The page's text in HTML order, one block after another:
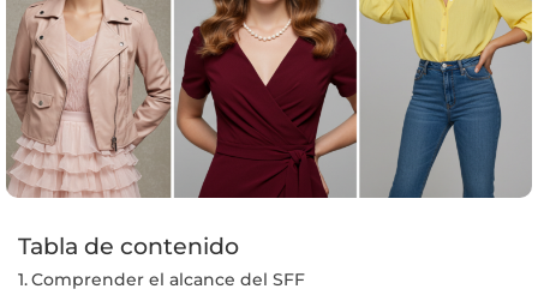
Tabla de contenido
Comprender el alcance del SFF